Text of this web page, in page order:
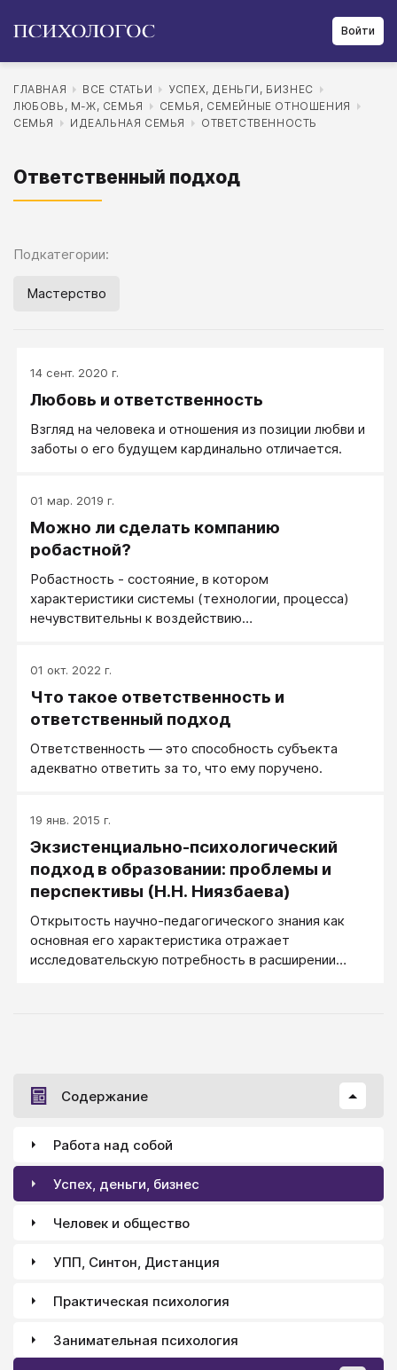
Войти
ГЛАВНАЯ ВСЕ СТАТЬИ
УСПЕХ, ДЕНЬГИ, БИЗНЕС
ЛЮБОВЬ, М-Ж, СЕМЬЯ
СЕМЬЯ, СЕМЕЙНЫЕ ОТНОШЕНИЯ
СЕМЬЯ
ИДЕАЛЬНАЯ СЕМЬЯ ОТВЕТСТВЕННОСТЬ
Ответственный подход
Подкатегории:
Мастерство
14 сент. 2020 г.
Любовь и ответственность
Взгляд на человека и отношения из позиции любви и
заботы о его будущем кардинально отличается.
01 мар. 2019 г.
Можно ли сделать компанию
робастной?
Робастность - состояние, в котором
характеристики системы (технологии, процесса)
нечувствительны к воздействию
01 окт. 2022 г.
Что такое ответственность и
ответственный подход
Ответственность — это способность субъекта
адекватно ответить за то, что ему поручено.
19 янв. 2015 г.
Экзистенциально-психологический
подход в образовании: проблемы и
перспективы (Н.Н. Ниязбаева)
Открытость научно-педагогического знания как
основная его характеристика отражает
исследовательскую потребность в расширении
Содержание
Работа над собой
Успех, деньги, бизнес
Человек и общество
УПП, Синтон, Дистанция
Практическая психология
Занимательная психология